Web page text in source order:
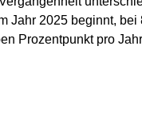
Jahr 2025 beginnt, bei
Prozentpunkt pro